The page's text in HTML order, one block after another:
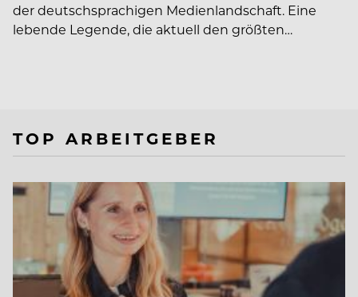
der deutschsprachigen Medienlandschaft. Eine
lebende Legende, die aktuell den größten…
TOP ARBEITGEBER